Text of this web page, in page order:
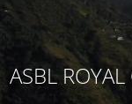
ASBL